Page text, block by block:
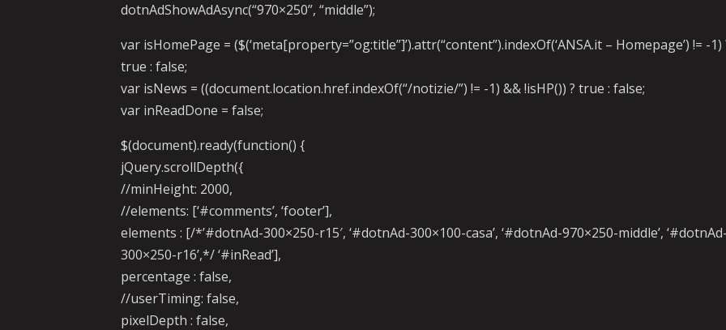
dotnAdShowAdAsync(“970×250”, “middle”);
var isHomePage = ($(‘meta[property=”og:title”]’).attr(“content”).indexOf(‘ANSA.it – Homepage’) != -1)
true : false;
var isNews = ((document.location.href.indexOf(“/notizie/”) != -1) && !isHP()) ? true : false;
var inReadDone = false;
$(document).ready(function() {
jQuery.scrollDepth({
//minHeight: 2000,
//elements: [‘#comments’, ‘footer’],
elements : [/*’#dotnAd-300×250-r15′, ‘#dotnAd-300×100-casa’, ‘#dotnAd-970×250-middle’,
300×250-r16’,*/ ‘#inRead’],
percentage : false,
//userTiming: false,
pixelDepth : false,